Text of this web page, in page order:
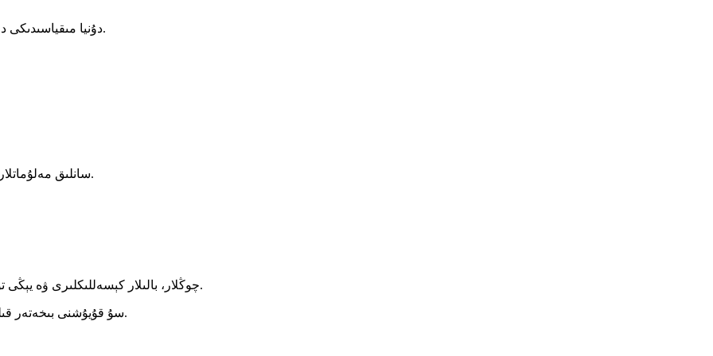
11. دۇنيا مىقياسىدىكى داۋالاش خادىملىرى تەرىپىدىن تەۋسىيە قىلىنغان مودېل.
1. سانلىق مەلۇماتلارنى تېز كىرگۈزۈش ئۈچۈن رەقەملىك كۇنۇپكا تاختىسى.
5. چوڭلار، بالىلار كېسەللىكلىرى ۋە يېڭى تۇغۇلغان بوۋاقلار كېسەللىكلىرى بۆلۈمىگە ماس كېلىدۇ.
6. سۇ قۇيۇشنى بىخەتەر قىلىش ئۈچۈن ئەركىن ئېقىشقا قارشى تۇرۇش ئىقتىدارى.